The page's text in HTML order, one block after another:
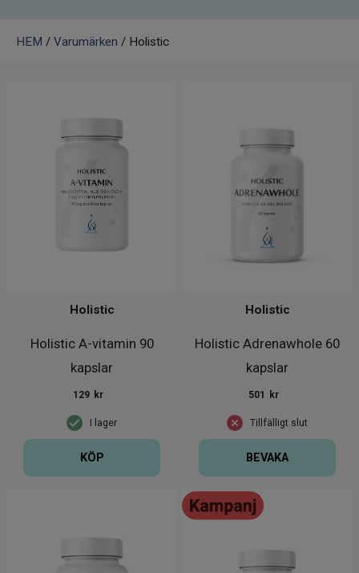
HEM / Varumärken / Holistic
Holistic A-vitamin 90
kapslar
Holistic
I lager
129 kr
KÖP
Holistic Adrenawhole 60
kapslar
Holistic
Tillfälligt slut
501 kr
BEVAKA